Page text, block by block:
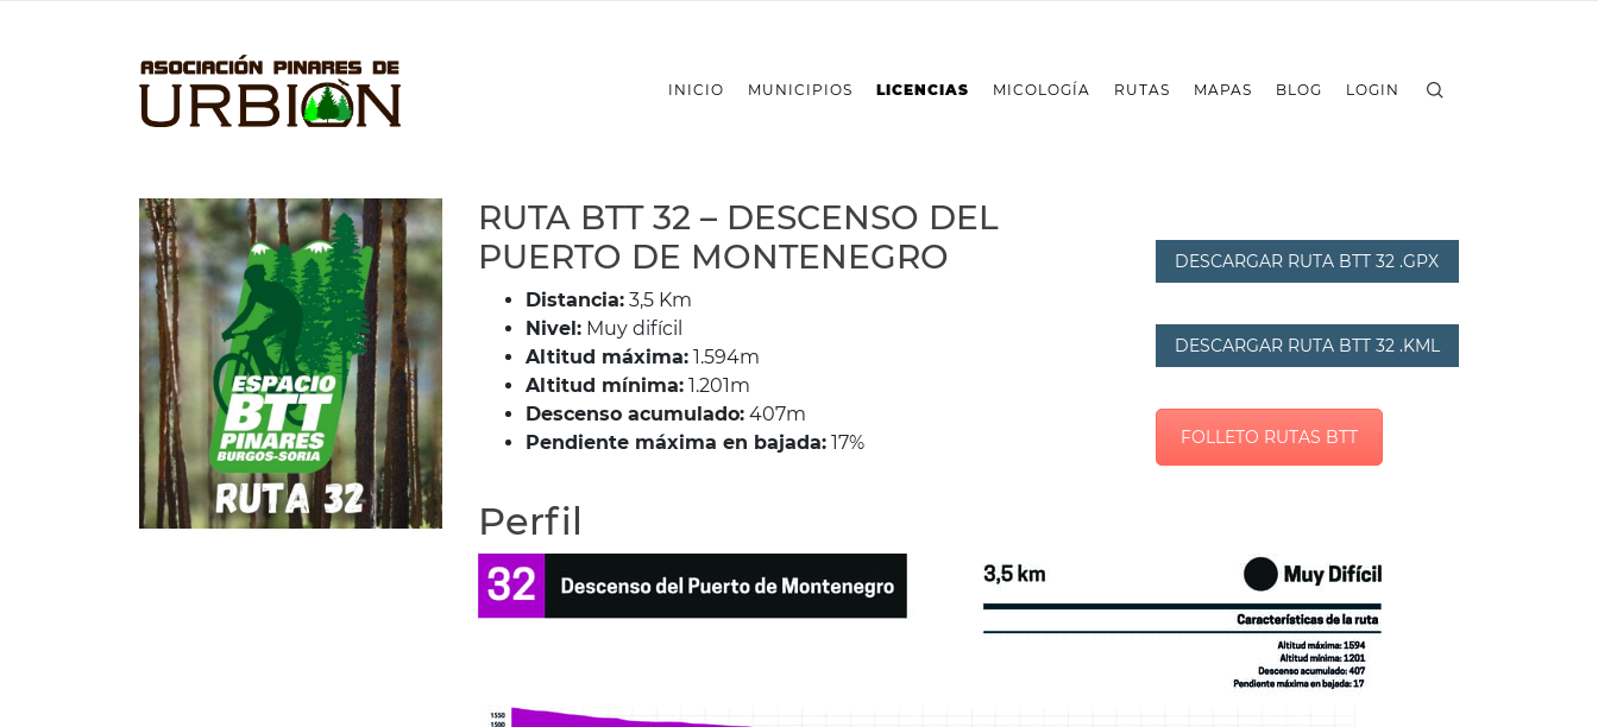
INICIO MUNICIPIOS LICENCIAS MICOLOGÍA RUTAS MAPAS BLOG LOGIN
RUTA BTT 32 – DESCENSO DEL
PUERTO DE MONTENEGRO
Distancia: 3,5 Km
Nivel: Muy difícil
Altitud máxima: 1.594m
Altitud mínima: 1.201m
Descenso acumulado: 407m
Pendiente máxima en bajada: 17%
DESCARGAR RUTA BTT 32 .GPX
DESCARGAR RUTA BTT 32 .KML
FOLLETO RUTAS BTT
Perfil